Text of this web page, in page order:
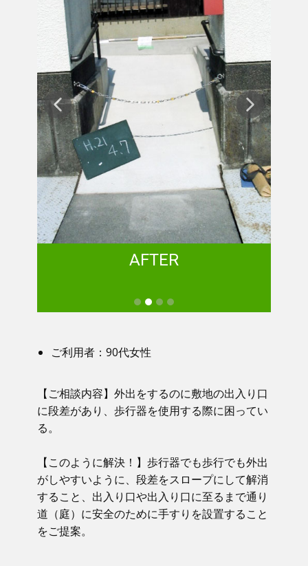
AFTER
ご利用者：​90代女性
【ご相談内容】​​ 外出をするのに敷地の出入り口
に段差があり、歩行器を使用する際に困ってい
る。
【このように解決！】​​ 歩行器でも歩行でも外出
がしやすいように、段差をスロープにして解消
すること、出入り口や出入り口に至るまで通り
道（庭）に安全のために手すりを設置すること
をご提案。